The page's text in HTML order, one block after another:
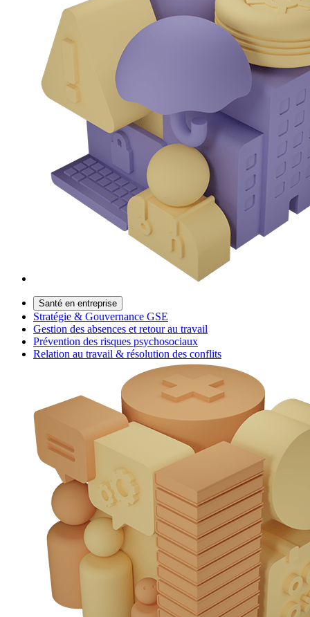
Santé en entreprise
Stratégie & Gouvernance GSE
Gestion des absences et retour au travail
Prévention des risques psychosociaux
Relation au travail & résolution des conflits